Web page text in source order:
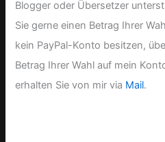
Blogger oder Übersetzer
Sie gerne einen Betrag Ihrer
kein PayPal-Konto besitzen,
Betrag Ihrer Wahl auf mein
erhalten Sie von mir via Mail.